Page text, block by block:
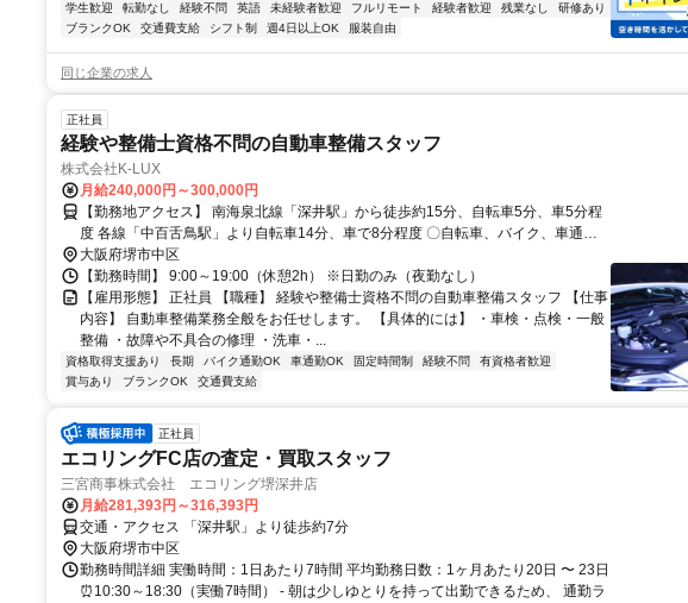
学生歓迎
転勤なし 経験不問 英語 未経験者歓迎 フルリモート 経験者歓迎 残業なし
研修あり
ブランクOK
交通費支給 シフト制 週4日以上OK 服装自由
同じ企業の求人
正社員
経験や整備士資格不問の自動車整備スタッフ
株式会社K-LUX
月給240,000円～300,000円
【勤務地アクセス】 南海泉北線「深井駅」から徒歩約15分、自転車5分、車5分程
度 各線「中百舌鳥駅」より自転車14分、車で8分程度 〇自転車、バイク、車通勤
可（無料駐車場完備）
大阪府堺市中区
【勤務時間】 9:00～19:00（休憩2h） ※日勤のみ（夜勤なし）
【雇用形態】 正社員 【職種】 経験や整備士資格不問の自動車整備スタッフ 【仕事
内容】 自動車整備業務全般をお任せします。 【具体的には】 ・車検・点検・一般
整備 ・故障や不具合の修理 ・洗車・...
資格取得支援あり 長期 バイク通勤OK 車通勤OK 固定時間制 経験不問
有資格者歓迎
賞与あり
ブランクOK 交通費支給
正社員
エコリングFC店の査定・買取スタッフ
三宮商事株式会社 エコリング堺深井店
月給281,393円～316,393円
交通・アクセス 「深井駅」より徒歩約7分
大阪府堺市中区
勤務時間詳細 実働時間：1日あたり7時間 平均勤務日数：1ヶ月あたり20日 〜 23日
⏰10:30～18:30（実働7時間） - 朝は少しゆとりを持って出勤できるため、 通勤ラ